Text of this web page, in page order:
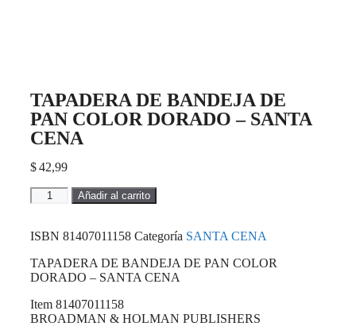
TAPADERA DE BANDEJA DE
PAN COLOR DORADO – SANTA
CENA
$42,99
Añadir al carrito
ISBN 81407011158 Categoría SANTA CENA
TAPADERA DE BANDEJA DE PAN COLOR
DORADO – SANTA CENA
Item 81407011158
BROADMAN & HOLMAN PUBLISHERS